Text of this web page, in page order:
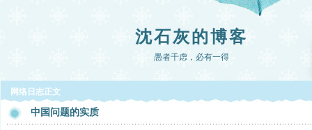
沈石灰的博客
愚者千虑，必有一得
网络日志正文
中国问题的实质